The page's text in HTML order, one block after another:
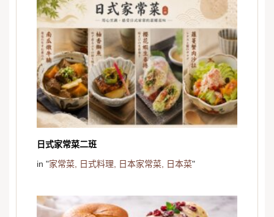
日式家常菜二班
in "家常菜, 日式料理, 日本家常菜, 日本菜"